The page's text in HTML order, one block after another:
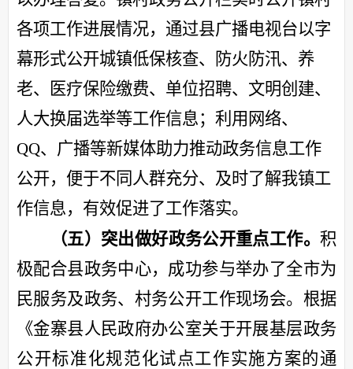
各项工作进展情况，通过县广播电视台以字
幕形式公开城镇低保核查、防火防汛、养
老、医疗保险缴费、单位招聘、文明创建、
人大换届选举等工作信息；利用网络、
QQ、广播等新媒体助力推动政务信息工作
公开，便于不同人群充分、及时了解我镇工
作信息， 有效促进了工作落实。
（五）突出做好政务公开重点工作。积
极配合县政务中心，成功参与举办了全市为
民服务及政务、村务公开工作现场会。 根据
《金寨县人民政府办公室关于开展基层政务
公开标准化规范化试点工作实施方案的通